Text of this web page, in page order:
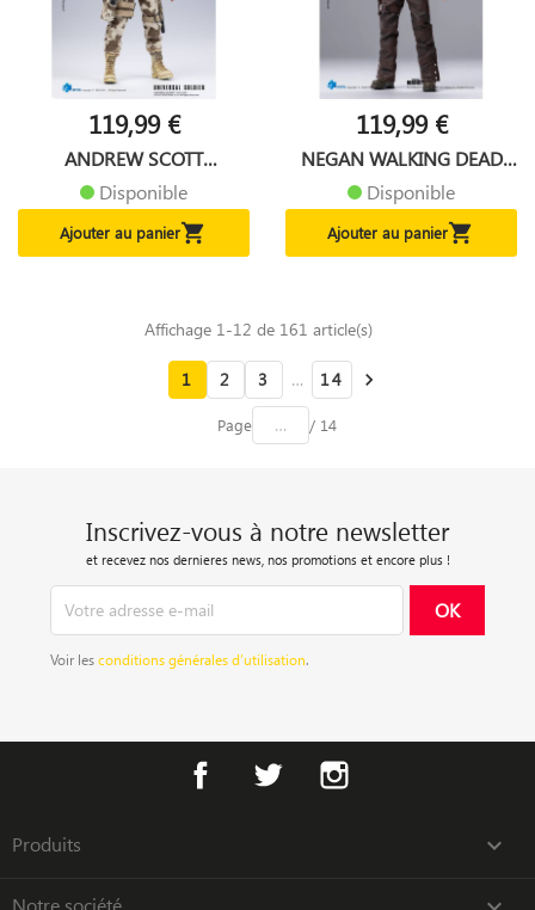
119,99 €
ANDREW SCOTT
Disponible
Ajouter au panier
119,99 €
NEGAN WALKING DEAD
Disponible
Ajouter au panier
Affichage 1-12 de 161 article(s)
1 2 3 … 14 
Page / 14
Inscrivez-vous à notre newsletter
et recevez nos dernieres news, nos promotions et encore plus !
Voir lesconditions générales d’utilisation.
Facebook Twitter
Produits 
Notre société